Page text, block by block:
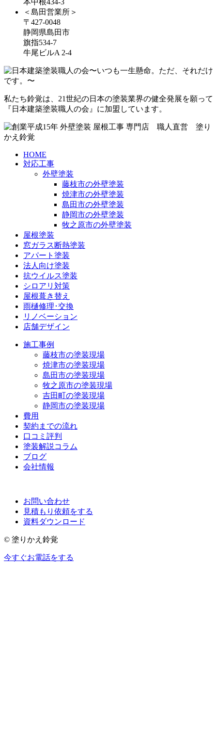
＜島田営業所＞
〒427-0048
静岡県島田市
旗指534-7
牛尾ビルA 2-4
私たち鈴覚は、21世紀の日本の塗装業界の健全発展を願って
『日本建築塗装職人の会』に加盟しています。
HOME
対応工事
外壁塗装
藤枝市の外壁塗装
焼津市の外壁塗装
島田市の外壁塗装
静岡市の外壁塗装
牧之原市の外壁塗装
屋根塗装
窓ガラス断熱塗装
アパート塗装
法人向け塗装
抗ウイルス塗装
シロアリ対策
屋根葺き替え
雨樋修理･交換
リノベーション
店舗デザイン
施工事例
藤枝市の塗装現場
焼津市の塗装現場
島田市の塗装現場
牧之原市の塗装現場
吉田町の塗装現場
静岡市の塗装現場
費用
契約までの流れ
口コミ評判
塗装解説コラム
ブログ
会社情報
お問い合わせ
見積もり依頼をする
資料ダウンロード
© 塗りかえ鈴覚
今すぐお電話をする